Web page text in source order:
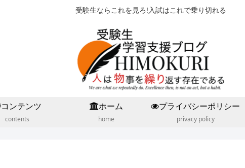
受験生ならこれを見ろ!入試はこれで乗り切れる
コンテンツ
contents
ホーム
home
プライバシーポリシー
privacy policy